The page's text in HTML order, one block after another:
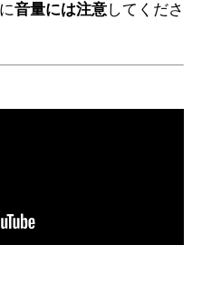
音量には注意してくださ